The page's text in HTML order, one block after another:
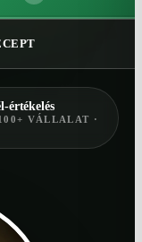
értékelés
VÁLLALAT ·